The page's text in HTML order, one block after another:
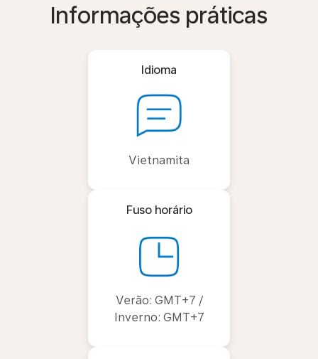
Informações práticas
Idioma
Vietnamita
Fuso horário
Verão: GMT+7 /
Inverno: GMT+7